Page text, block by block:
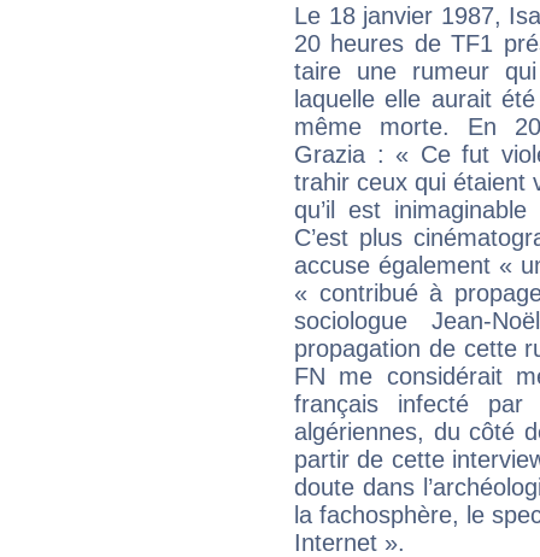
Le 18 janvier 1987,
20 heures de TF1
taire une rumeur
laquelle elle aurait
même morte. En
Grazia : « Ce fut
trahir ceux qui étaient
qu’il est
C’est plus
accuse également «
« contribué à
sociologue Jean-
propagation de cette
FN me considérait
français infecté
algériennes, du côté
partir de cette
doute dans
la fachosphère, le
Internet ».